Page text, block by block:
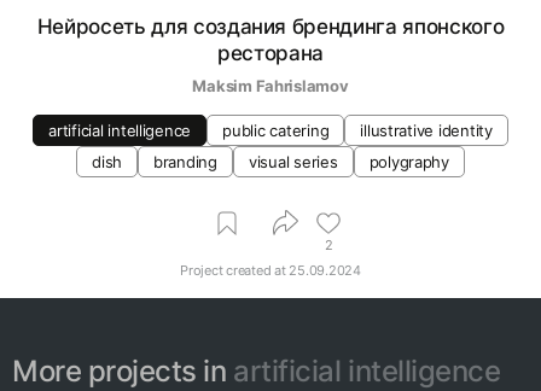
Нейросеть для создания брендинга японского
ресторана
Maksim Fahrislamov
artificial intelligence public catering
illustrative identity
dish
branding visual series polygraphy
2
Project created at 25.09.2024
More projects in artificial intelligence